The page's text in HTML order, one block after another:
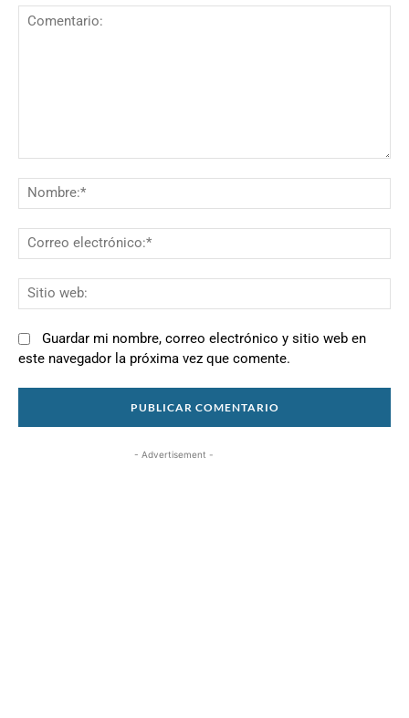
Guardar mi nombre, correo electrónico y sitio web en
este navegador la próxima vez que comente.
- Advertisement -